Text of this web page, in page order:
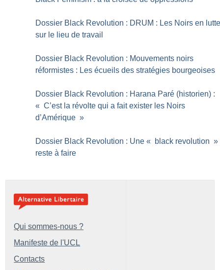
Dossier Black Revolution : DRUM : Les Noirs en
sur le lieu de travail
Dossier Black Revolution : Mouvements noirs
réformistes : Les écueils des stratégies bourgeoises
Dossier Black Revolution : Harana Paré (historien) :
« C’est la révolte qui a fait exister les Noirs
d’Amérique »
Dossier Black Revolution : Une « black revolution »
reste à faire
Qui sommes-nous ?
Manifeste de l'UCL
Contacts